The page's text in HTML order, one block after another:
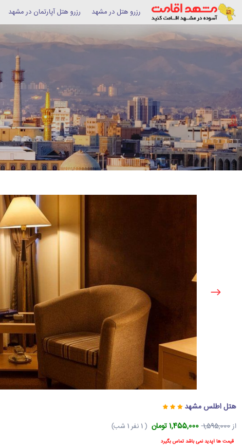
رزرو هتل در مشهد رزرو هتل آپارتمان در مشهد
هتل اطلس مشهد
از1,595,000 1,455,000 تومان ( 1 نفر 1 شب)
قیمت ها آپدید نمی باشد تماس بگیرد